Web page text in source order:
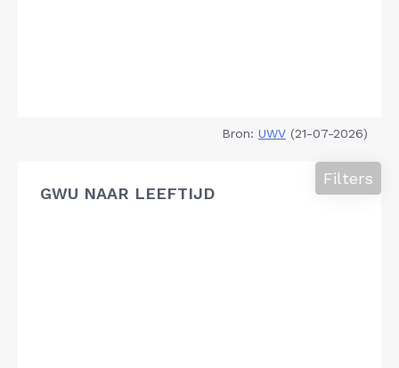
Bron: UWV (21-07-2026)
GWU NAAR LEEFTIJD
Filters